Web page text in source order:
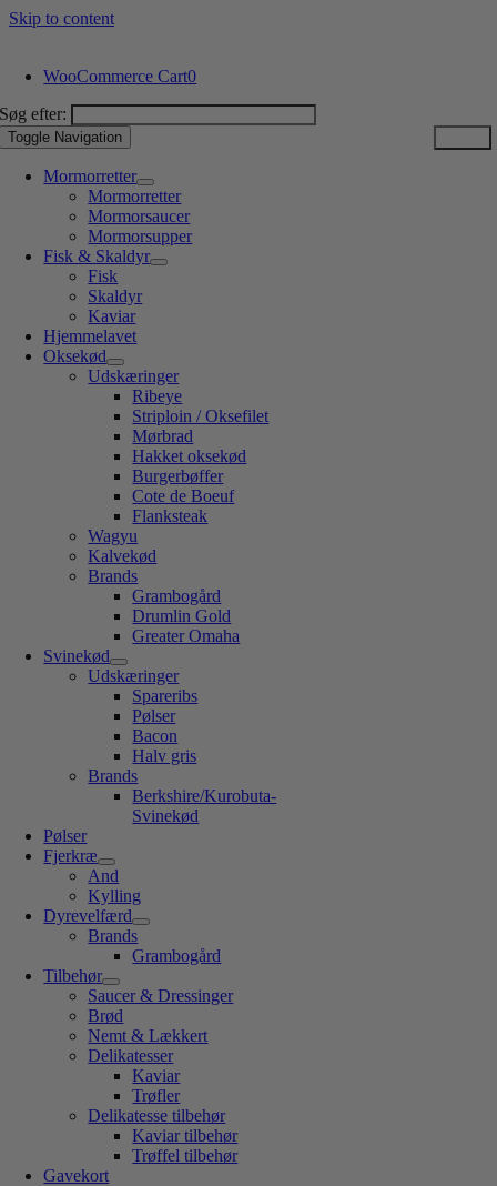
Skip to content
WooCommerce Cart0
Søg efter:
Toggle Navigation
Mormorretter
Mormorretter
Mormorsaucer
Mormorsupper
Fisk & Skaldyr
Fisk
Skaldyr
Kaviar
Hjemmelavet
Oksekød
Udskæringer
Ribeye
Striploin / Oksefilet
Mørbrad
Hakket oksekød
Burgerbøffer
Cote de Boeuf
Flanksteak
Wagyu
Kalvekød
Brands
Grambogård
Drumlin Gold
Greater Omaha
Svinekød
Udskæringer
Spareribs
Pølser
Bacon
Halv gris
Brands
Berkshire/Kurobuta-
Svinekød
Pølser
Fjerkræ
And
Kylling
Dyrevelfærd
Brands
Grambogård
Tilbehør
Saucer & Dressinger
Brød
Nemt & Lækkert
Delikatesser
Kaviar
Trøfler
Delikatesse tilbehør
Kaviar tilbehør
Trøffel tilbehør
Gavekort